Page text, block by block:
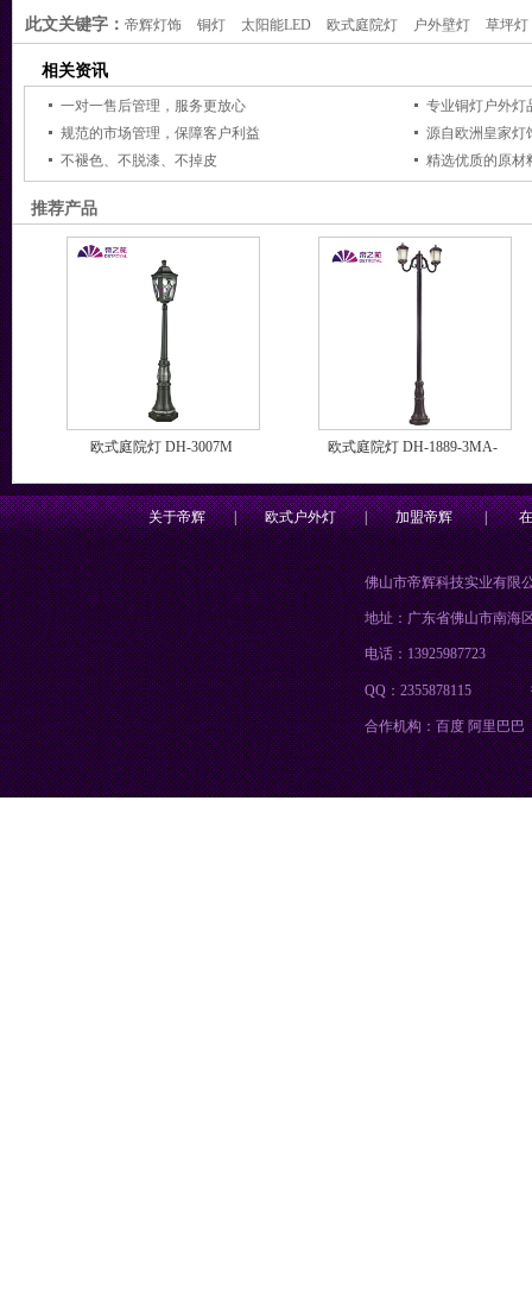
此文关键字： 帝辉灯饰 铜灯 太阳能LED 欧式庭院灯 户外壁灯 草坪灯
相关资讯
一对一售后管理，服务更放心
专业铜灯户外灯
规范的市场管理，保障客户利益
源自欧洲皇家灯
不褪色、不脱漆、不掉皮
精选优质的原材
推荐产品
欧式庭院灯 DH-3007M
欧式庭院灯 DH-1889-3MA-
关于帝辉 | 欧式户外灯 | 加盟帝辉 |
佛山市帝辉科技实业有限
地址：广东省佛山市南海
电话：13925987723
QQ：2355878115
合作机构：百度 阿里巴巴